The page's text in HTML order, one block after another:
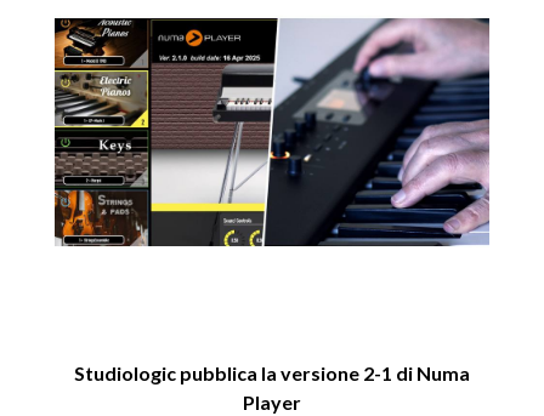
Studiologic pubblica la versione 2-1 di Numa
Player